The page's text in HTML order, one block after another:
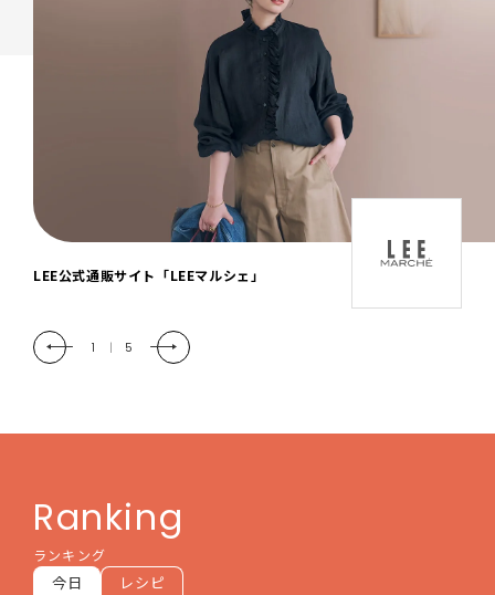
「LEE DAYS」本物志向にときめく。大人カ
2 | 5
Ranking
ランキング
今日 レシピ